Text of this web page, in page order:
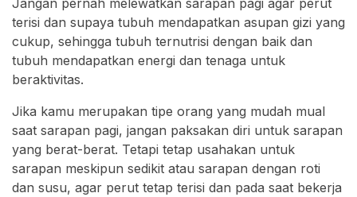
terisi dan supaya tubuh mendapatkan asupan gizi yang
cukup, sehingga tubuh ternutrisi dengan baik dan
tubuh mendapatkan energi dan tenaga untuk
beraktivitas.
Jika kamu merupakan tipe orang yang mudah mual
saat sarapan pagi, jangan paksakan diri untuk sarapan
yang berat-berat. Tetapi tetap usahakan untuk
sarapan meskipun sedikit atau sarapan dengan roti
dan susu, agar perut tetap terisi dan pada saat bekerja